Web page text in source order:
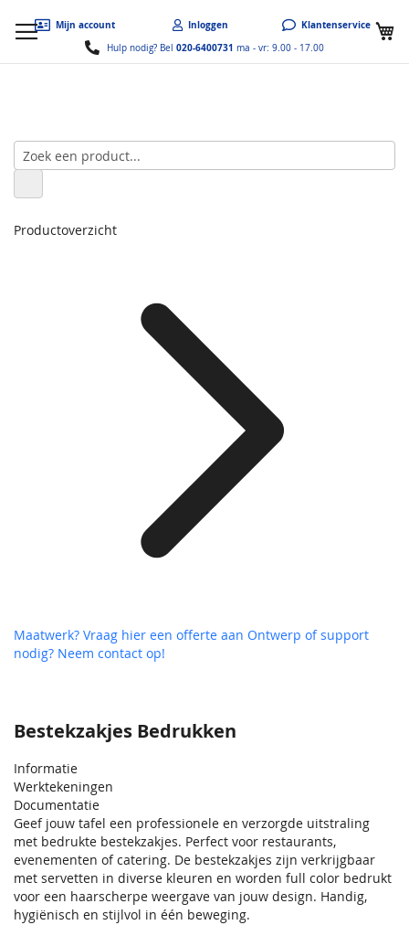
Mijn account Inloggen Klantenservice
Hulp nodig? Bel 020-6400731 ma - vr: 9.00 - 17.00
Bestekzakjes Bedrukken
Informatie
Werktekeningen
Documentatie
Geef jouw tafel een professionele en verzorgde uitstraling
met bedrukte bestekzakjes. Perfect voor restaurants,
evenementen of catering. De bestekzakjes zijn verkrijgbaar
met servetten in diverse kleuren en worden full color bedrukt
voor een haarscherpe weergave van jouw design. Handig,
hygiënisch en stijlvol in één beweging.
Productoverzicht
Maatwerk? Vraag hier een offerte aan Ontwerp of support
nodig? Neem contact op!